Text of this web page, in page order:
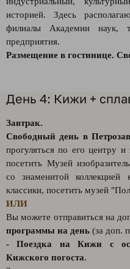
историей. Здесь
филиалы Академии наук,
предприятия.
Размещение в гостинице.
День 4: Кижи +
Завтрак.
Свободный день в
прогуляться по его центру
посетить Музей
со знаменитой коллекцией
классики, посетить музей
ИЛИ
Вы можете отправиться на
программы на день (за доп.
-
Поездка на Кижи с
Кижского погоста.